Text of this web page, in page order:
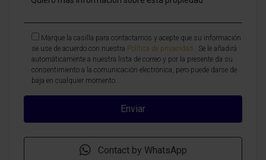
Marque la casilla para contactarnos y acepte que su información
se use de acuerdo con nuestra Política de privacidad . Se le añadirá
automáticamente a nuestra lista de correo y por la presente da su
consentimiento a la comunicación electrónica, pero puede darse de
baja en cualquier momento.
Contact by WhatsApp